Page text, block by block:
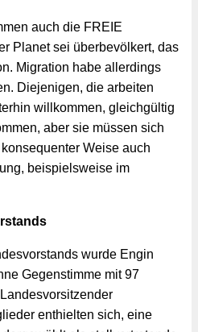
auch die FREIE
Planet sei überbevölkert, das
Migration habe allerdings
Diejenigen, die arbeiten
willkommen, gleichgültig
aber sie müssen sich
Weise auch
beispielsweise im
wurde Engin
Gegenstimme mit 97
enthielten sich, eine